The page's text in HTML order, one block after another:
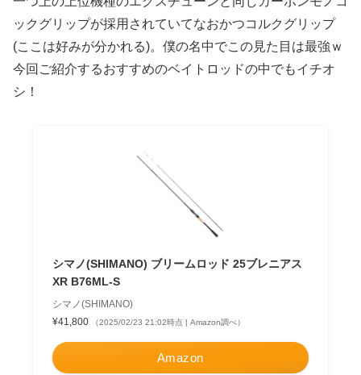
ックグリップが採用されていてなおかつコルクグリップ
(ここは好みが分かれる)。僕の名中でこの見た目は最強ｗ
今回ご紹介するおすすめのベイトロッドの中でもイチオ
シ！
シマノ(SHIMANO) ブリームロッド 25ブレニアス
XR B76ML-S
シマノ(SHIMANO)
¥41,800
（2025/02/23 21:02時点 | Amazon調べ）
Amazon